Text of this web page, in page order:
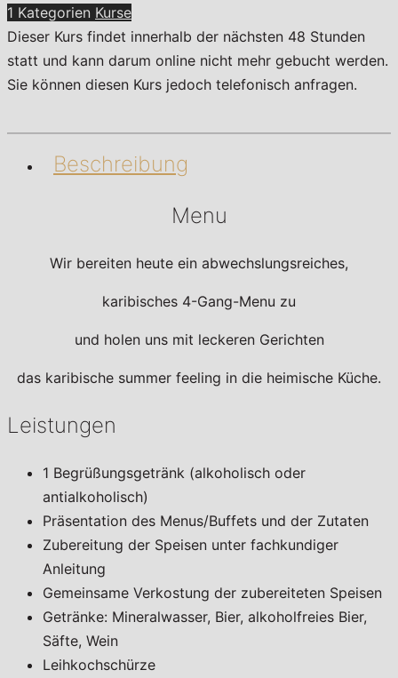
Menge
1 Kategorien Kurse
Dieser Kurs findet innerhalb der nächsten 48 Stunden
statt und kann darum online nicht mehr gebucht werden.
Sie können diesen Kurs jedoch telefonisch anfragen.
Beschreibung
Menu
Wir bereiten heute ein abwechslungsreiches,
karibisches 4-Gang-Menu zu
und holen uns mit leckeren Gerichten
das karibische summer feeling in die heimische Küche.
Leistungen
1 Begrüßungsgetränk (alkoholisch oder
antialkoholisch)
Präsentation des Menus/Buffets und der Zutaten
Zubereitung der Speisen unter fachkundiger
Anleitung
Gemeinsame Verkostung der zubereiteten Speisen
Getränke: Mineralwasser, Bier, alkoholfreies Bier,
Säfte, Wein
Leihkochschürze